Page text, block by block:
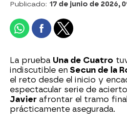
Publicado: 17 de junio de 2026,
La prueba Una de Cuatro
indiscutible en Secun de la
el reto desde el inicio y
espectacular serie de
Javier afrontar el tramo
prácticamente asegurada.